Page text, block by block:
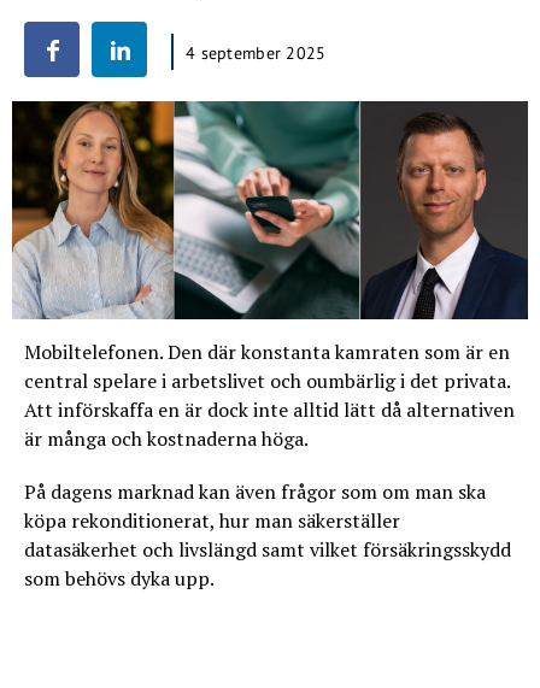
4 september 2025
Mobiltelefonen. Den där konstanta kamraten som är en
central spelare i arbetslivet och oumbärlig i det privata.
Att införskaffa en är dock inte alltid lätt då alternativen
är många och kostnaderna höga.
På dagens marknad kan även frågor som om man ska
köpa rekonditionerat, hur man säkerställer
datasäkerhet och livslängd samt vilket försäkringsskydd
som behövs dyka upp.